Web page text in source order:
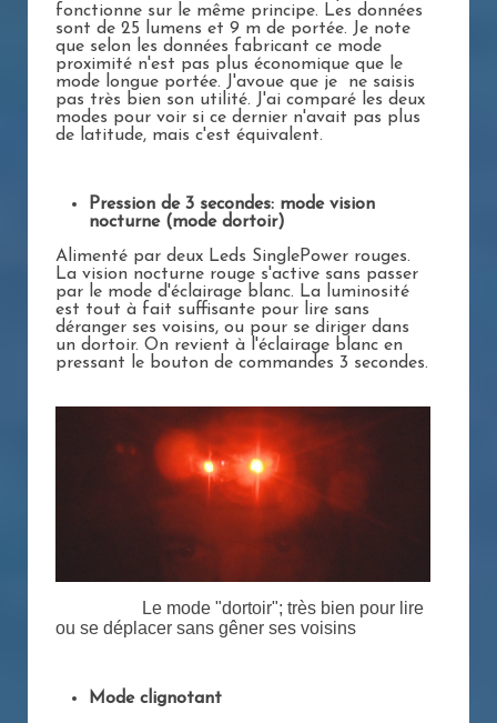
fonctionne sur le même principe. Les données
sont de 25 lumens et 9 m de portée. Je note
que selon les données fabricant ce mode
proximité n'est pas plus économique que le
mode longue portée. J'avoue que je ne saisis
pas très bien son utilité. J'ai comparé les deux
modes pour voir si ce dernier n'avait pas plus
de latitude, mais c'est équivalent.
Pression de 3 secondes: mode vision
nocturne (mode dortoir)
Alimenté par deux Leds SinglePower rouges.
La vision nocturne rouge s'active sans passer
par le mode d'éclairage blanc. La luminosité
est tout à fait suffisante pour lire sans
déranger ses voisins, ou pour se diriger dans
un dortoir. On revient à l'éclairage blanc en
pressant le bouton de commandes 3 secondes.
Le mode "dortoir"; très bien pour lire
ou se déplacer sans gêner ses voisins
Mode clignotant